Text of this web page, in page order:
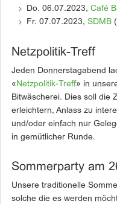
Do. 06.07.2023, Café
Fr. 07.07.2023, SDMB
Netzpolitik-Treff
Jeden Donnerstagabend
« Netzpolitik-Treff» in
Bitwäscherei. Dies soll die
erleichtern, Anlass zu
und/oder einfach nur
in gemütlicher Runde.
Sommerparty am
Unsere traditionelle
solche die es werden